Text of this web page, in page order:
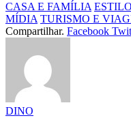
CASA E FAMÍLIA
MÍDIA TURISMO E
Compartilhar. Facebook
DINO